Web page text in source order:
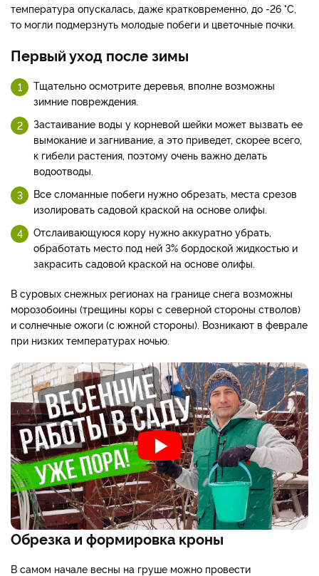
температура опускалась, даже кратковременно, до -26 °С,
то могли подмерзнуть молодые побеги и цветочные почки.
Первый уход после зимы
Тщательно осмотрите деревья, вполне возможны
зимние повреждения.
Застаивание воды у корневой шейки может вызвать ее
вымокание и загнивание, а это приведет, скорее всего,
к гибели растения, поэтому очень важно делать
водоотводы.
Все сломанные побеги нужно обрезать, места срезов
изолировать садовой краской на основе олифы.
Отслаивающуюся кору нужно аккуратно убрать,
обработать место под ней 3% бордоской жидкостью и
закрасить садовой краской на основе олифы.
В суровых снежных регионах на границе снега возможны
морозобоины (трещины коры с северной стороны стволов)
и солнечные ожоги (с южной стороны). Возникают в феврале
при низких температурах ночью.
Обрезка и формировка кроны
В самом начале весны на груше можно провести